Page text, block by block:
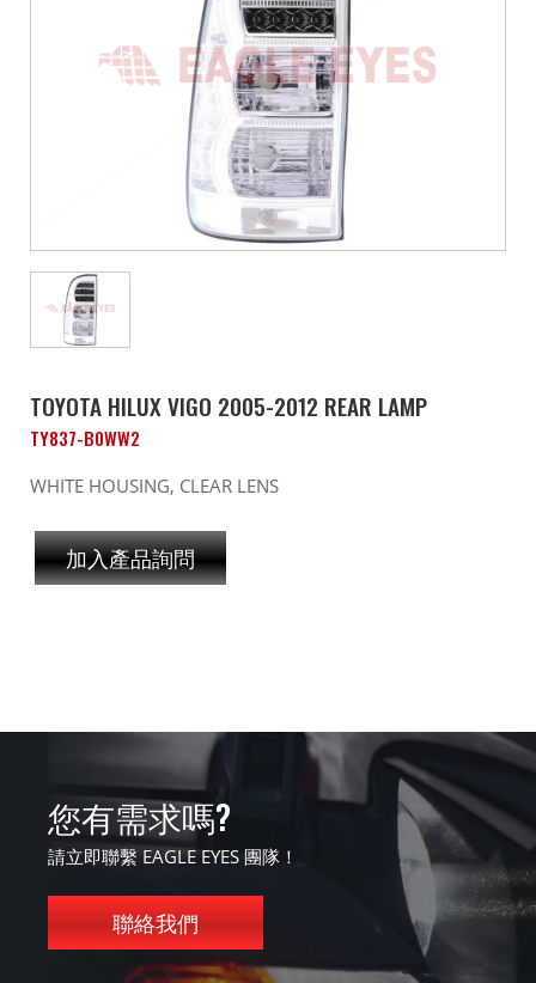
TOYOTA HILUX VIGO 2005-2012 REAR LAMP
TY837-B0WW2
WHITE HOUSING, CLEAR LENS
加入產品詢問
您有需求嗎?
請立即聯繫 EAGLE EYES 團隊！
聯絡我們